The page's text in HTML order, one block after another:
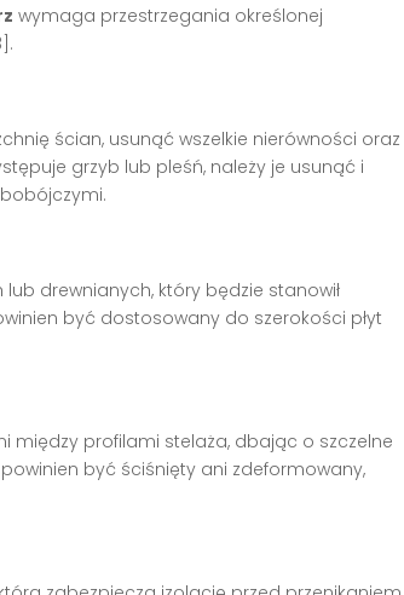
wymaga przestrzegania określonej
ścian, usunąć wszelkie nierówności oraz
grzyb lub pleśń, należy je usunąć i
drewnianych, który będzie stanowił
być dostosowany do szerokości płyt
między profilami stelaża, dbając o szczelne
być ściśnięty ani zdeformowany,